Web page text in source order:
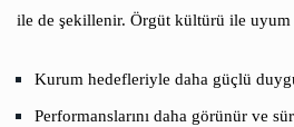
ile de şekillenir. Örgüt kültürü ile uyum
Kurum hedefleriyle daha güçlü
Performanslarını daha görünür ve